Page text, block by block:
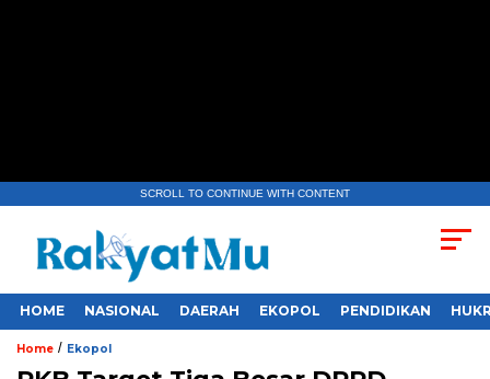
SCROLL TO CONTINUE WITH CONTENT
HOME NASIONAL DAERAH EKOPOL PENDIDIKAN
Home / Ekopol